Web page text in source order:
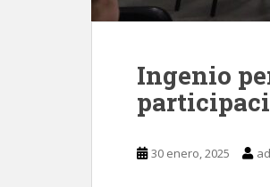
Ingenio
30 enero, 2025